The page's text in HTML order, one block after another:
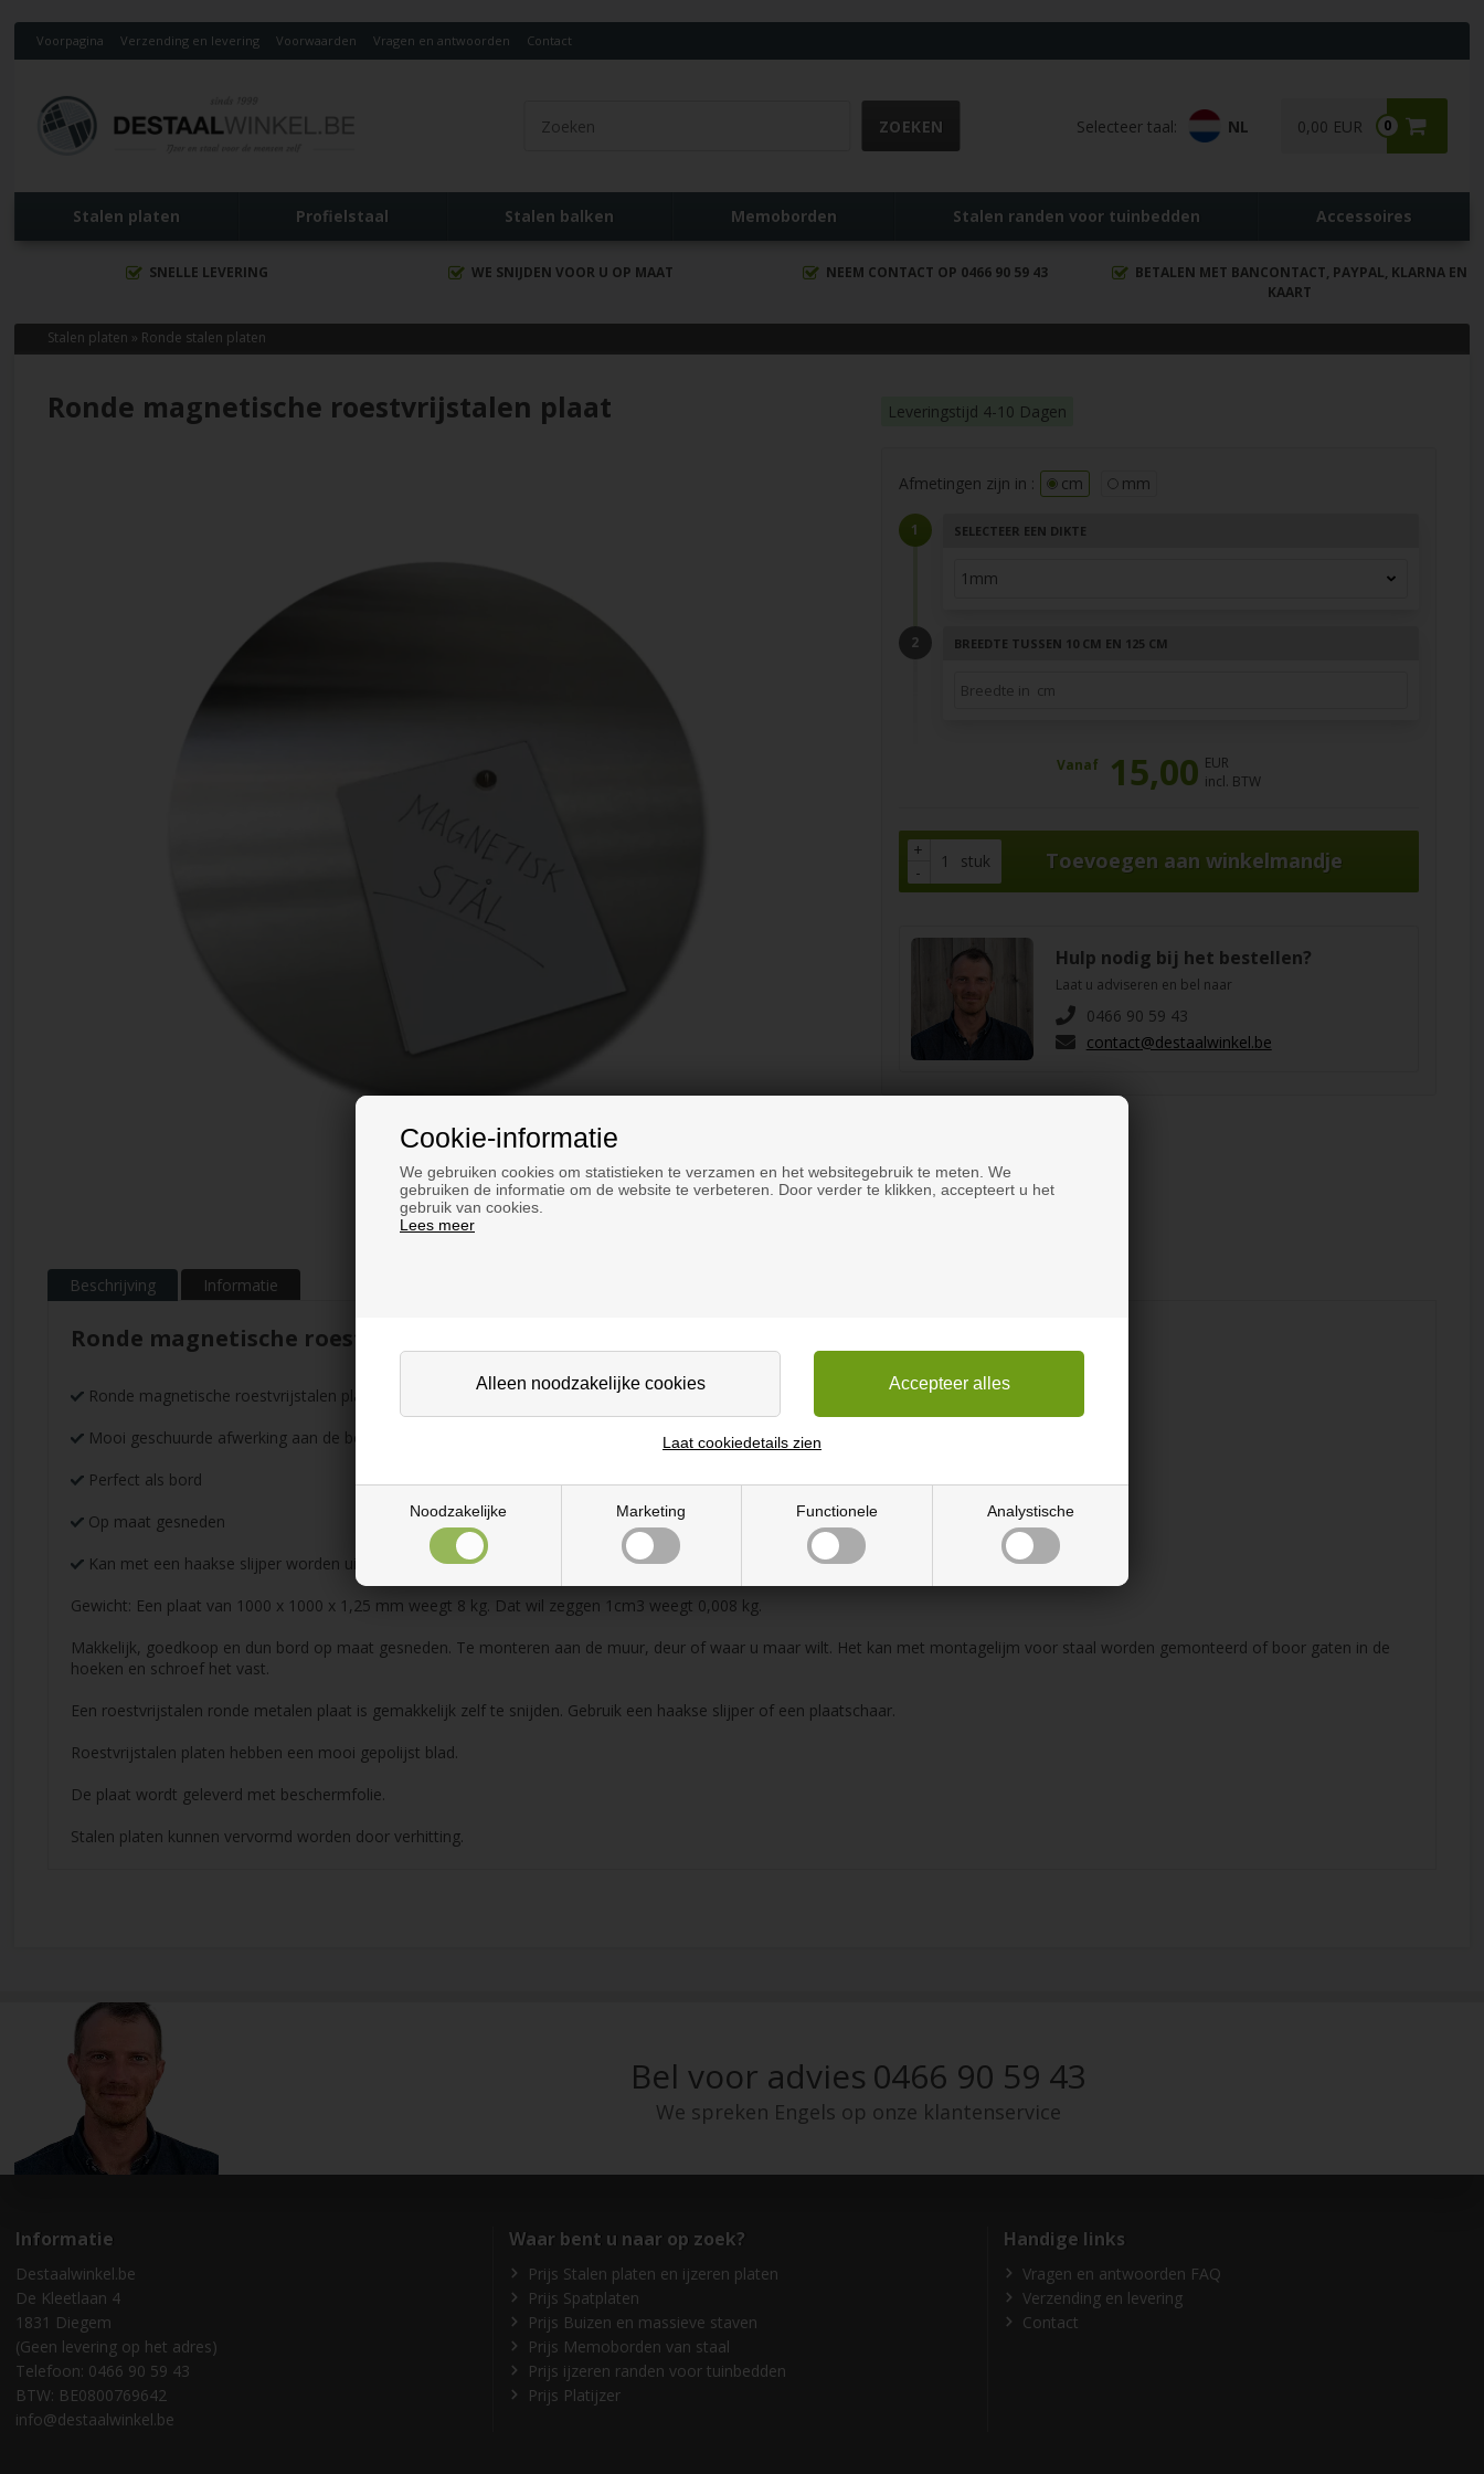
Cookie-informatie
We gebruiken cookies om statistieken te verzamen en het websitegebruik te meten. We
gebruiken de informatie om de website te verbeteren. Door verder te klikken, accepteert u het
gebruik van cookies.
Lees meer
Noodzakelijke Marketing Functionele Analystische
Laat cookiedetails zien
Voorpagina Verzending en levering Voorwaarden Vragen en antwoorden Contact
Selecteer taal: NL 0
0,00 EUR
Stalen platen Profielstaal Stalen balken Memoborden Stalen randen voor tuinbedden Accessoires
SNELLE LEVERING WE SNIJDEN VOOR U OP MAAT NEEM CONTACT OP 0466 90 59 43
BETALEN MET BANCONTACT, PAYPAL, KLARNA EN
KAART
Stalen platen » Ronde stalen platen
Ronde magnetische roestvrijstalen plaat Leveringstijd 4-10 Dagen
Afmetingen zijn in : cm mm
SELECTEER EEN DIKTE
BREEDTE TUSSEN 10 CM EN 125 CM
Vanaf 15,00 EUR
incl. BTW
stuk
+
-
Hulp nodig bij het bestellen?
Laat u adviseren en bel naar
0466 90 59 43
contact@destaalwinkel.be
Beschrijving Informatie
Ronde magnetische roestvrijstalen plaat
Ronde magnetische roestvrijstalen plaat
Mooi geschuurde afwerking aan de bovenkant
Perfect als bord
Op maat gesneden
Kan met een haakse slijper worden uitgezaagd
Gewicht: Een plaat van 1000 x 1000 x 1,25 mm weegt 8 kg. Dat wil zeggen 1cm3 weegt 0,008 kg.
Makkelijk, goedkoop en dun bord op maat gesneden. Te monteren aan de muur, deur of waar u maar wilt. Het kan met montagelijm voor staal worden gemonteerd of boor gaten in de
hoeken en schroef het vast.
Een roestvrijstalen ronde metalen plaat is gemakkelijk zelf te snijden. Gebruik een haakse slijper of een plaatschaar.
Roestvrijstalen platen hebben een mooi gepolijst blad.
De plaat wordt geleverd met beschermfolie.
Stalen platen kunnen vervormd worden door verhitting.
Bel voor advies 0466 90 59 43
We spreken Engels op onze klantenservice
Informatie
Destaalwinkel.be
De Kleetlaan 4
1831 Diegem
(Geen levering op het adres)
Telefoon: 0466 90 59 43
BTW: BE0800769642
info@destaalwinkel.be
Waar bent u naar op zoek?
Prijs Stalen platen en ijzeren platen
Prijs Spatplaten
Prijs Buizen en massieve staven
Prijs Memoborden van staal
Prijs ijzeren randen voor tuinbedden
Prijs Platijzer
Handige links
Vragen en antwoorden FAQ
Verzending en levering
Contact